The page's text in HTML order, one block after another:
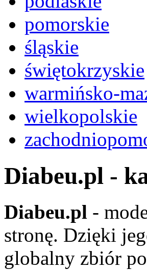
pomorskie
śląskie
świętokrzyskie
warmińsko-
wielkopolskie
Diabeu.pl -
Diabeu.pl -
stronę. Dzięki
globalny zbiór